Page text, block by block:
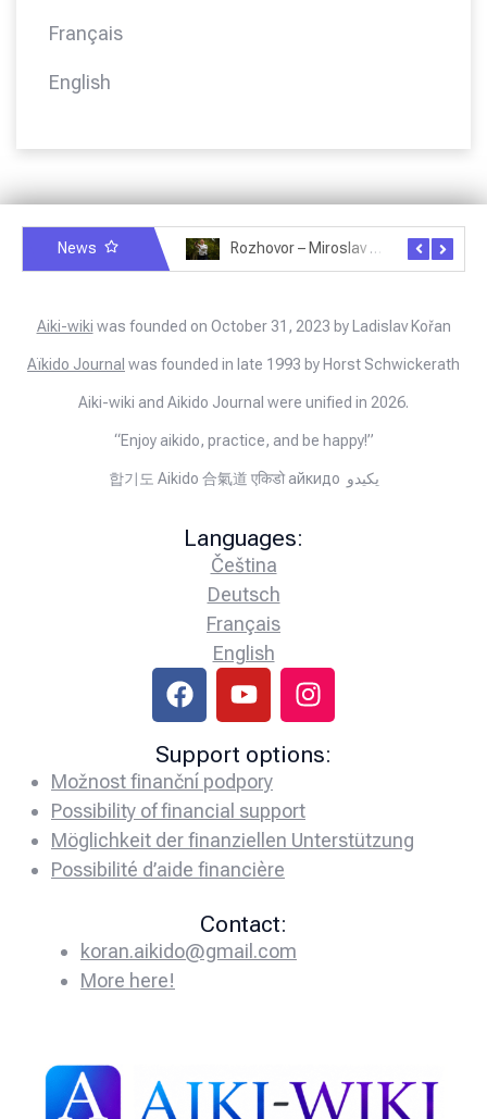
Français
English
News Rozhovor – Miroslav Šmíd – 22.3.2025
Aiki-wiki was founded on October 31, 2023 by Ladislav Kořan
Aïkido Journal was founded in late 1993 by Horst Schwickerath
Aiki-wiki and Aikido Journal were unified in 2026.
“Enjoy aikido, practice, and be happy!”
합기도 Aikido 合氣道 एकिडो айкидо يكيدو
Languages:
Čeština
Deutsch
Français
English
Support options:
Možnost finanční podpory
Possibility of financial support
Möglichkeit der finanziellen Unterstützung
Possibilité d’aide financière
Contact:
koran.aikido@gmail.com
More here!